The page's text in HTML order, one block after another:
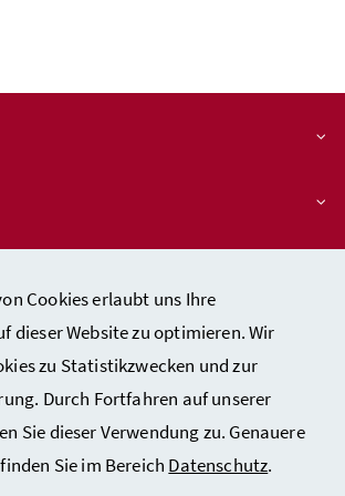
Cookies erlaubt uns Ihre
dieser Website zu optimieren. Wir
zu Statistikzwecken und zur
Durch Fortfahren auf unserer
Sie dieser Verwendung zu. Genauere
Sie im Bereich Datenschutz.
Impressum
Datenschutzerklärung